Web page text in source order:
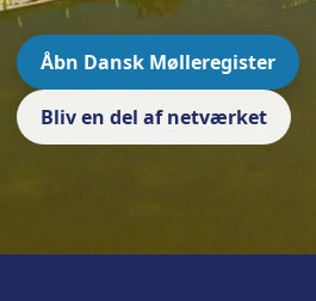
Åbn Dansk Mølleregister
Bliv en del af netværket